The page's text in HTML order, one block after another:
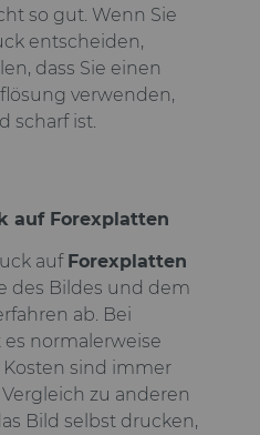
so gut. Wenn Sie
entscheiden,
dass Sie einen
verwenden,
scharf ist.
auf Forexplatten
auf Forexplatten
des Bildes und dem
ab. Bei
normalerweise
sind immer
zu anderen
Bild selbst drucken,